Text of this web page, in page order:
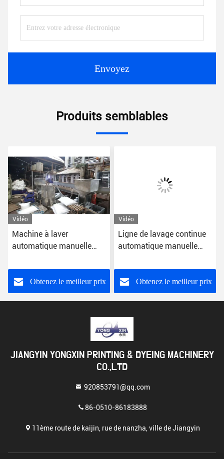
Envoyez
Produits semblables
Vidéo
Machine à laver
automatique manuelle
tissu de teinture
Obtenez le meilleur prix
Vidéo
Ligne de lavage continue
automatique manuelle
200m/chambre de textile
Obtenez le meilleur prix
JIANGYIN YONGXIN PRINTING & DYEING MACHINERY
CO.,LTD
920853791@qq.com
86-0510-86183888
11ème route de kaijin, rue de nanzha, ville de Jiangyin